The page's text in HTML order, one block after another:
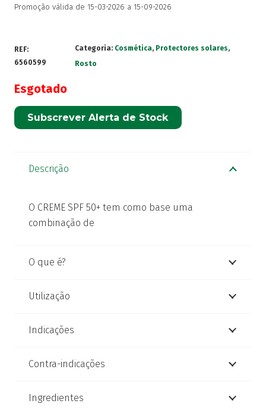
Promoção válida de 15-03-2026 a 15-09-2026
REF:
6560599
Categoria: Cosmética, Protectores solares,
Rosto
Esgotado
Subscrever Alerta de Stock
Descrição
O CREME SPF 50+ tem como base uma
combinação de
O que é?
Utilização
Indicações
Contra-indicações
Ingredientes